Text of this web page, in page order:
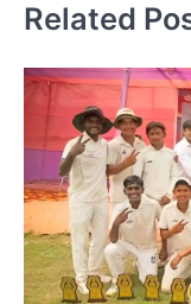
Related